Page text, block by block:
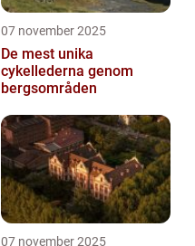
07 november 2025
De mest unika
cykellederna genom
bergsområden
07 november 2025